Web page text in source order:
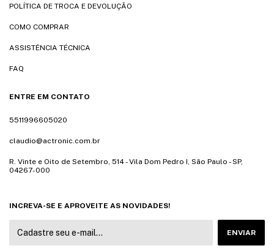
POLÍTICA DE TROCA E DEVOLUÇÃO
COMO COMPRAR
ASSISTÊNCIA TÉCNICA
FAQ
ENTRE EM CONTATO
5511996605020
claudio@actronic.com.br
R. Vinte e Oito de Setembro, 514 - Vila Dom Pedro I, São Paulo - SP,
04267-000
INCREVA-SE E APROVEITE AS NOVIDADES!